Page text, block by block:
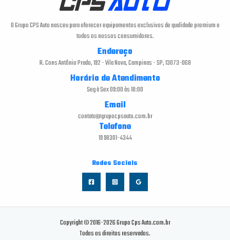
O Grupo CPS Auto nasceu para oferecer equipamentos exclusivos de qualidade premium a
todos os nossos consumidores.
Endereço
R. Cons Antônio Prado, 192 - Vila Nova, Campinas - SP, 13073-068
Horário de Atendimento
Seg à Sex 09:00 às 18:00
Email
contato@grupocpsauto.com.br
Telefone
19 98301-4344
Redes Sociais
Copyright © 2016-2026 Grupo Cps Auto.com.br
Todos os direitos reservados.